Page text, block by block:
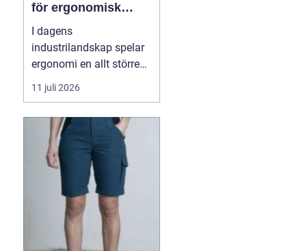
för ergonomisk
effektivitet
I dagens
industrilandskap spelar
ergonomi en allt större
roll. Det handlar inte
bara om att skapa en
för anställda, utan även
om att optimera
produktiviteten. Ett
verktyg som allt mer
sprider sig inom
industrin, tack vare
11 juli 2026